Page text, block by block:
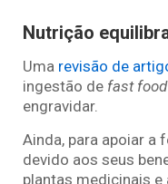
Nutrição
Uma revisão de
ingestão de fast food
engravidar.
Ainda, para apoiar a
devido aos seus
plantas medicinais